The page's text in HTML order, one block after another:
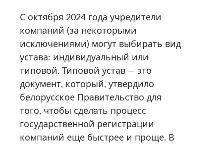
С октября 2024 года учредители
компаний (за некоторыми
исключениями) могут выбирать вид
устава: индивидуальный или
типовой. Типовой устав — это
документ, который, утвердило
белорусское Правительство для
того, чтобы сделать процесс
государственной регистрации
компаний еще быстрее и проще. В